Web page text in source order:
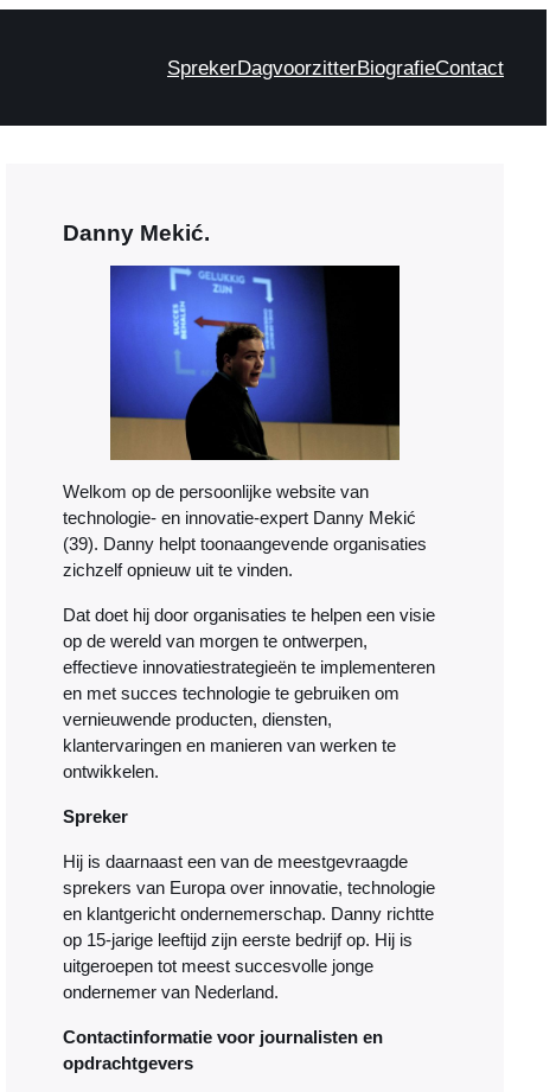
SprekerDagvoorzitterBiografieContact
Danny Mekić.
Welkom op de persoonlijke website van
technologie- en innovatie-expert Danny Mekić
(39). Danny helpt toonaangevende organisaties
zichzelf opnieuw uit te vinden.
Dat doet hij door organisaties te helpen een visie
op de wereld van morgen te ontwerpen,
effectieve innovatiestrategieën te implementeren
en met succes technologie te gebruiken om
vernieuwende producten, diensten,
klantervaringen en manieren van werken te
ontwikkelen.
Spreker
Hij is daarnaast een van de meestgevraagde
sprekers van Europa over innovatie, technologie
en klantgericht ondernemerschap. Danny richtte
op 15-jarige leeftijd zijn eerste bedrijf op. Hij is
uitgeroepen tot meest succesvolle jonge
ondernemer van Nederland.
Contactinformatie voor journalisten en
opdrachtgevers